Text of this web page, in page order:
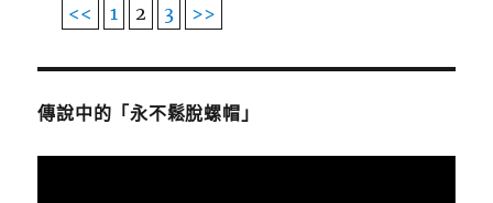
<< 1 2 3 >>
傳說中的「永不鬆脫螺帽」